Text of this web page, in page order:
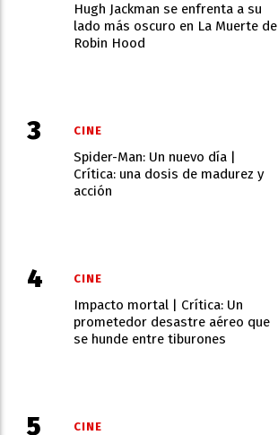
Hugh Jackman se enfrenta a su
lado más oscuro en La Muerte de
Robin Hood
Spider-Man: Un nuevo día |
Crítica: una dosis de madurez y
acción
CINE
Impacto mortal | Crítica: Un
prometedor desastre aéreo que
se hunde entre tiburones
CINE
CINE